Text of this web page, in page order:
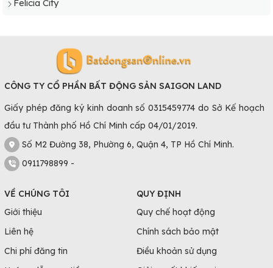
Felicia City
CÔNG TY CỔ PHẦN BẤT ĐỘNG SẢN SAIGON LAND
Giấy phép đăng ký kinh doanh số 0315459774 do Sở Kế hoạch
đầu tư Thành phố Hồ Chí Minh cấp 04/01/2019.
Số M2 Đường 38, Phường 6, Quận 4, TP Hồ Chí Minh.
0911798899 -
VỀ CHÚNG TÔI
Giới thiệu
Liên hệ
Chi phí đăng tin
QUY ĐỊNH
Quy chế hoạt động
Chính sách bảo mật
Điều khoản sử dụng